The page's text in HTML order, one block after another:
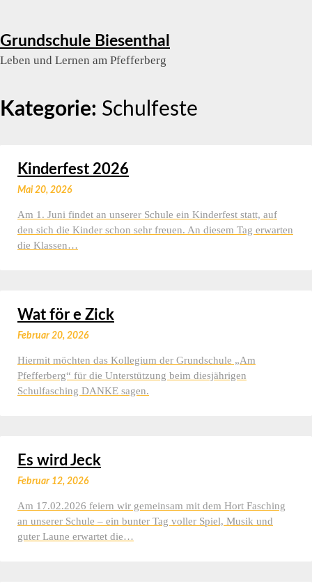
to
Grundschule Biesenthal
Leben und Lernen am Pfefferberg
Kategorie: Schulfeste
Kinderfest 2026
Mai 20, 2026
Am 1. Juni findet an unserer Schule ein Kinderfest statt, auf
den sich die Kinder schon sehr freuen. An diesem Tag erwarten
die Klassen…
Wat för e Zick
Februar 20, 2026
Hiermit möchten das Kollegium der Grundschule „Am
Pfefferberg“ für die Unterstützung beim diesjährigen
Schulfasching DANKE sagen.
Es wird Jeck
Februar 12, 2026
Am 17.02.2026 feiern wir gemeinsam mit dem Hort Fasching
an unserer Schule – ein bunter Tag voller Spiel, Musik und
guter Laune erwartet die…